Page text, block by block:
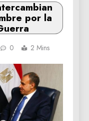
por la
0 2 Mins